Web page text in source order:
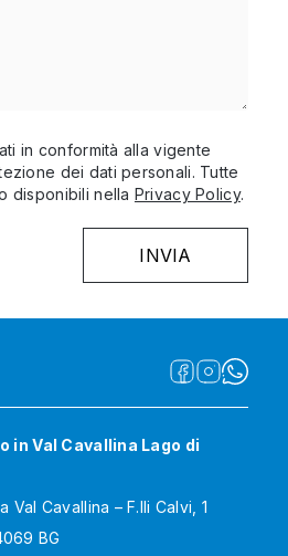
in conformità alla vigente
dei dati personali. Tutte
disponibili nella Privacy Policy.
in Val Cavallina Lago di
Cavallina – F.lli Calvi, 1
BG